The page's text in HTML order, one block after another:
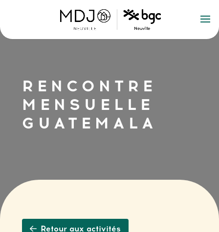
RENCONTRE
MENSUELLE
GUATEMALA
Retour aux activités